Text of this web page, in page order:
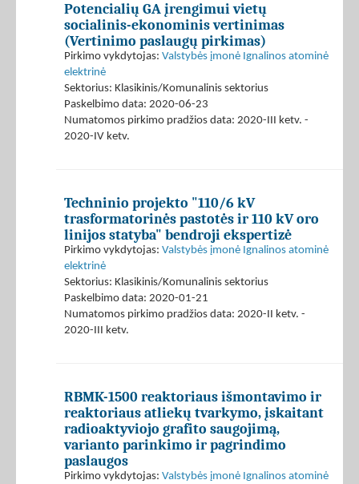
Potencialių GA įrengimui vietų
socialinis-ekonominis vertinimas
(Vertinimo paslaugų pirkimas)
Pirkimo vykdytojas: Valstybės įmonė Ignalinos atominė
elektrinė
Sektorius: Klasikinis/Komunalinis sektorius
Paskelbimo data: 2020-06-23
Numatomos pirkimo pradžios data: 2020-III ketv. -
2020-IV ketv.
Techninio projekto "110/6 kV
trasformatorinės pastotės ir 110 kV oro
linijos statyba" bendroji ekspertizė
Pirkimo vykdytojas: Valstybės įmonė Ignalinos atominė
elektrinė
Sektorius: Klasikinis/Komunalinis sektorius
Paskelbimo data: 2020-01-21
Numatomos pirkimo pradžios data: 2020-II ketv. -
2020-III ketv.
RBMK-1500 reaktoriaus išmontavimo ir
reaktoriaus atliekų tvarkymo, įskaitant
radioaktyviojo grafito saugojimą,
varianto parinkimo ir pagrindimo
paslaugos
Pirkimo vykdytojas: Valstybės įmonė Ignalinos atominė